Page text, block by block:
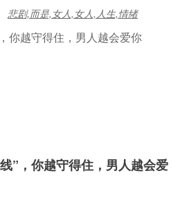
悲剧,而是,女人,女人,人生,情绪
”，你越守得住，男人越会爱